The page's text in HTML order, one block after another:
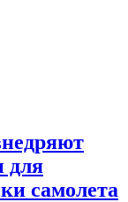
для
самолета